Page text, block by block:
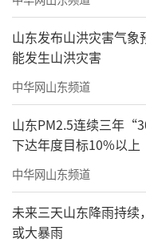
能够为住宅、写
业态“量身定制”
体系,致力于打造
平台。
山东发布山洪灾害气象
能发生山洪灾害
中华网山东频道
山东PM2.5连续三年
下达年度目标10%以上
中华网山东频道
未来三天山东降雨持
或大暴雨